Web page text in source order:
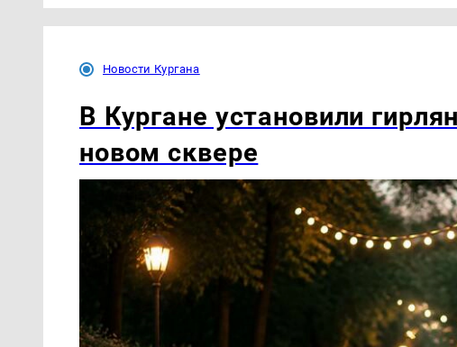
Новости Кургана
В Кургане установили
новом сквере